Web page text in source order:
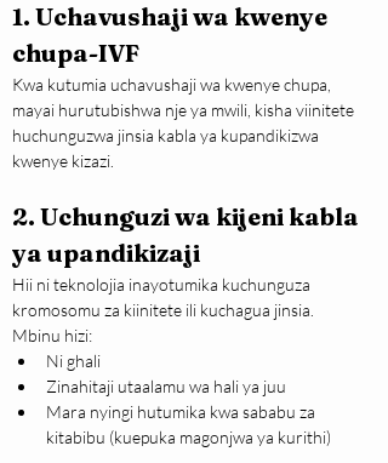
1. Uchavushaji wa kwenye
chupa-IVF
Kwa kutumia uchavushaji wa kwenye chupa,
mayai hurutubishwa nje ya mwili, kisha viinitete
huchunguzwa jinsia kabla ya kupandikizwa
kwenye kizazi.
2. Uchunguzi wa kijeni kabla
ya upandikizaji
Hii ni teknolojia inayotumika kuchunguza
kromosomu za kiinitete ili kuchagua jinsia.
Mbinu hizi:
Ni ghali
Zinahitaji utaalamu wa hali ya juu
Mara nyingi hutumika kwa sababu za
kitabibu (kuepuka magonjwa ya kurithi)